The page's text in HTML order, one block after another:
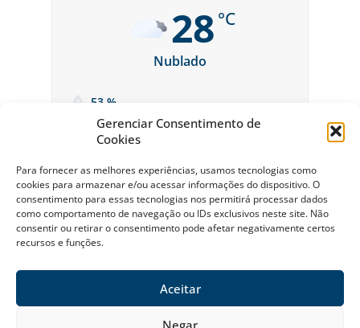
Gerenciar Consentimento de
Cookies
Para fornecer as melhores experiências, usamos tecnologias como
cookies para armazenar e/ou acessar informações do dispositivo. O
consentimento para essas tecnologias nos permitirá processar dados
como comportamento de navegação ou IDs exclusivos neste site. Não
consentir ou retirar o consentimento pode afetar negativamente certos
recursos e funções.
Aceitar
Negar
28 °C
Nublado
53 %
© Riviera de São Lourenço Todos os Direitos Reservados 2026